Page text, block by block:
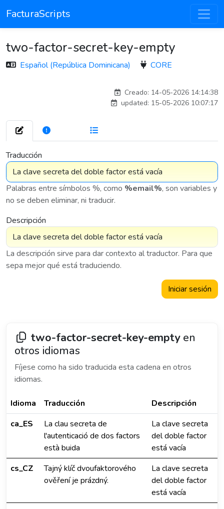
FacturaScripts
two-factor-secret-key-empty
Español (República Dominicana) CORE
Creado: 14-05-2026 14:14:38
updated: 15-05-2026 10:07:17
Traducción
Palabras entre símbolos %, como %email%, son variables y
no se deben eliminar, ni traducir.
Descripción
La descripción sirve para dar contexto al traductor. Para que
sepa mejor qué está traduciendo.
Iniciar sesión
two-factor-secret-key-emptyen
otros idiomas
Fíjese como ha sido traducida esta cadena en otros
idiomas.
Idioma Traducción
Descripción
ca_ES
La clau secreta de
l'autenticació de dos factors
està buida
La clave secreta
del doble factor
está vacía
cs_CZ
Tajný klíč dvoufaktorového
ověření je prázdný.
La clave secreta
del doble factor
está vacía